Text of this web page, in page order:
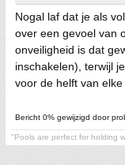
Nogal laf dat je als
over een gevoel van
onveiligheid is dat
inschakelen), terwijl
voor de helft van
Bericht 0% gewijzigd door
"Pools are perfect for holding